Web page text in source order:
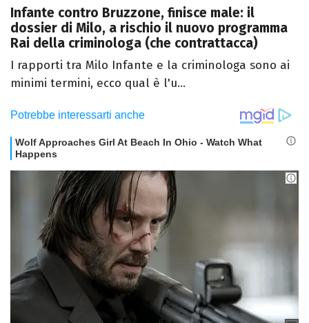
Infante contro Bruzzone, finisce male: il
dossier di Milo, a rischio il nuovo programma
Rai della criminologa (che contrattacca)
I rapporti tra Milo Infante e la criminologa sono ai
minimi termini, ecco qual è l'u...